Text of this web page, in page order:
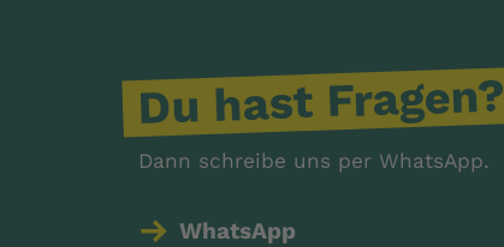
Du hast Fragen?
Dann schreibe uns per WhatsApp.
WhatsApp